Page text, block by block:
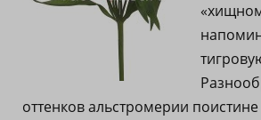
оттенков альстромерии поистине